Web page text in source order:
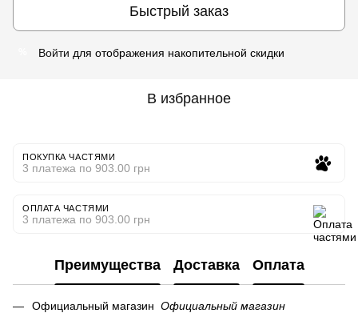
Быстрый заказ
Войти для отображения накопительной скидки
В избранное
ПОКУПКА ЧАСТЯМИ
3 платежа по 903.00 грн
ОПЛАТА ЧАСТЯМИ
3 платежа по 903.00 грн
Преимущества Доставка Оплата
Официальный магазин Официальный магазин